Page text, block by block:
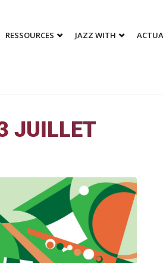
RESSOURCES JAZZ WITH
JUILLET